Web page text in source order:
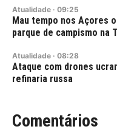
Atualidade · 09:25
Mau tempo nos Açores
parque de campismo na
Atualidade · 08:28
Ataque com drones
refinaria russa
Comentários